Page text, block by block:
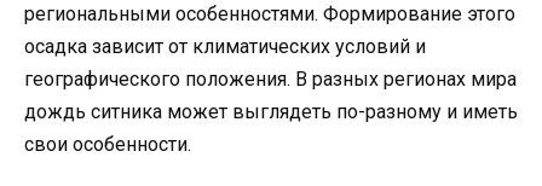
региональными особенностями. Формирование этого
осадка зависит от климатических условий и
географического положения. В разных регионах мира
дождь ситника может выглядеть по-разному и иметь
свои особенности.